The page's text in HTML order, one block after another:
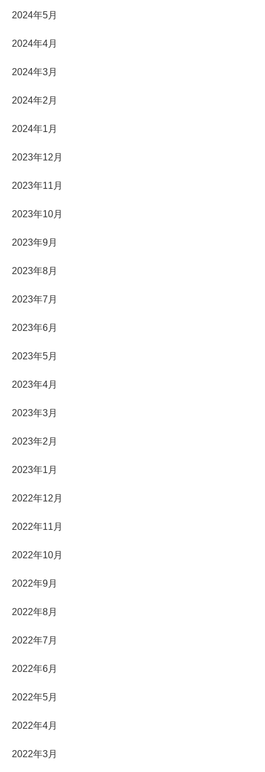
2024年5月
2024年4月
2024年3月
2024年2月
2024年1月
2023年12月
2023年11月
2023年10月
2023年9月
2023年8月
2023年7月
2023年6月
2023年5月
2023年4月
2023年3月
2023年2月
2023年1月
2022年12月
2022年11月
2022年10月
2022年9月
2022年8月
2022年7月
2022年6月
2022年5月
2022年4月
2022年3月